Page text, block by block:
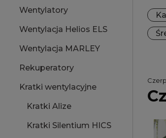
Wentylatory
Wentylacja Helios ELS
Wentylacja MARLEY
Rekuperatory
Kratki wentylacyjne
Kratki Alize
Kratki Silentium HICS